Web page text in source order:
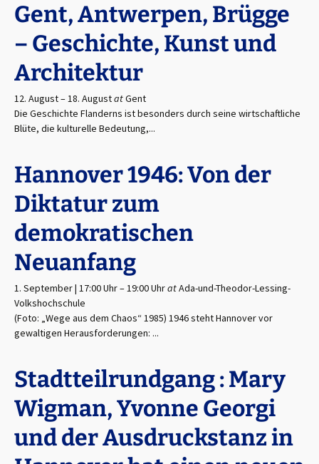
Gent, Antwerpen, Brügge
– Geschichte, Kunst und
Architektur
12. August–18. AugustatGent
Die Geschichte Flanderns ist besonders durch seine wirtschaftliche
Blüte, die kulturelle Bedeutung,...
Hannover 1946: Von der
Diktatur zum
demokratischen
Neuanfang
1. September | 17:00 Uhr–19:00 UhratAda-und-Theodor-Lessing-
Volkshochschule
(Foto: „Wege aus dem Chaos“ 1985) 1946 steht Hannover vor
gewaltigen Herausforderungen: ...
Stadtteilrundgang : Mary
Wigman, Yvonne Georgi
und der Ausdruckstanz in